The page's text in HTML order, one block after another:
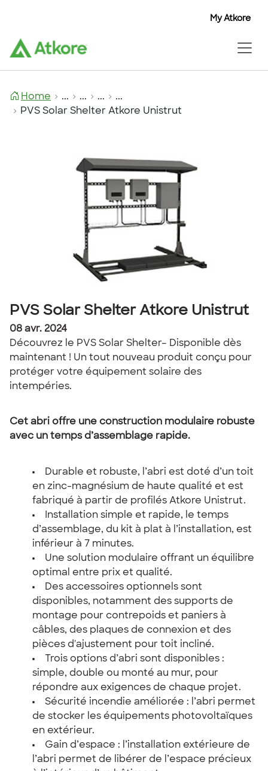
My Atkore
Home ... ... ...
...
PVS Solar Shelter Atkore Unistrut
PVS Solar Shelter Atkore Unistrut
08 avr. 2024
Découvrez le PVS Solar Shelter– Disponible dès
maintenant ! Un tout nouveau produit conçu pour
protéger votre équipement solaire des
intempéries.
Cet abri offre une construction modulaire robuste
avec un temps d’assemblage rapide.
Durable et robuste, l’abri est doté d’un toit
en zinc-magnésium de haute qualité et est
fabriqué à partir de profilés Atkore Unistrut.
Installation simple et rapide, le temps
d’assemblage, du kit à plat à l’installation, est
inférieur à 7 minutes.
Une solution modulaire offrant un équilibre
optimal entre prix et qualité.
Des accessoires optionnels sont
disponibles, notamment des supports de
montage pour contrepoids et paniers à
câbles, des plaques de connexion et des
pièces d'ajustement pour toit incliné.
Trois options d’abri sont disponibles :
simple, double ou monté au mur, pour
répondre aux exigences de chaque projet.
Sécurité incendie améliorée : l’abri permet
de stocker les équipements photovoltaïques
en extérieur.
Gain d’espace : l’installation extérieure de
l’abri permet de libérer de l’espace précieux